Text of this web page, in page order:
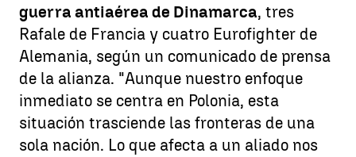
guerra antiaérea de Dinamarca, tres
Rafale de Francia y cuatro Eurofighter de
Alemania, según un comunicado de prensa
de la alianza. "Aunque nuestro enfoque
inmediato se centra en Polonia, esta
situación trasciende las fronteras de una
sola nación. Lo que afecta a un aliado nos